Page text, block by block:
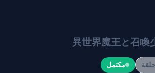
異世界魔王と召
مكتمل